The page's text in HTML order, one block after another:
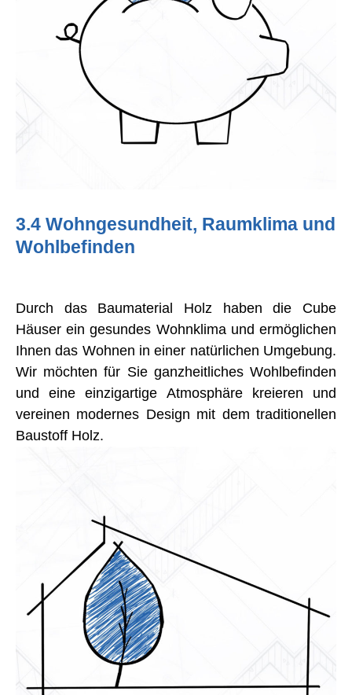
3.4 Wohngesundheit, Raumklima und
Wohlbefinden
Durch das Baumaterial Holz haben die Cube
Häuser ein gesundes Wohnklima und ermöglichen
Ihnen das Wohnen in einer natürlichen Umgebung.
Wir möchten für Sie ganzheitliches Wohlbefinden
und eine einzigartige Atmosphäre kreieren und
vereinen modernes Design mit dem traditionellen
Baustoff Holz.